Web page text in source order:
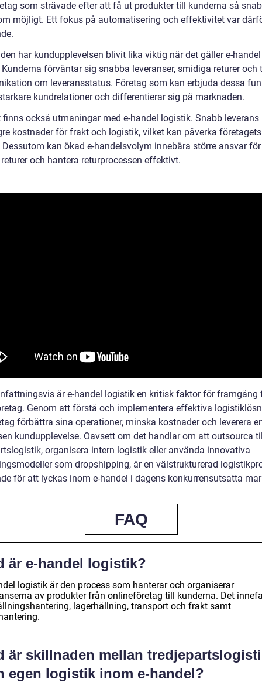
som strävade efter att få ut produkter till kunderna så
möjligt. Ett fokus på automatisering och effektivitet var
har kundupplevelsen blivit lika viktig när det gäller e-handel
förväntar sig snabba leveranser, smidiga returer och
om leveransstatus. Företag som kan erbjuda dessa
kundrelationer och differentierar sig på marknaden.
finns också utmaningar med e-handel logistik. Snabb leverans
kostnader för frakt och logistik, vilket kan påverka företagets
Dessutom kan ökad e-handelsvolym innebära större ansvar
och hantera returprocessen effektivt.
är e-handel logistik en kritisk faktor för framgång
Genom att förstå och implementera effektiva
förbättra sina operationer, minska kostnader och leverera
kundupplevelse. Oavsett om det handlar om att outsourca
organisera intern logistik eller använda innovativa
som dropshipping, är en välstrukturerad
för att lyckas inom e-handel i dagens konkurrensutsatta
FAQ
är e-handel logistik?
logistik är den process som hanterar och organiserar
av produkter från onlineföretag till kunderna. Det
lagerhållning, transport och frakt samt
är skillnaden mellan
egen logistik inom e-handel?